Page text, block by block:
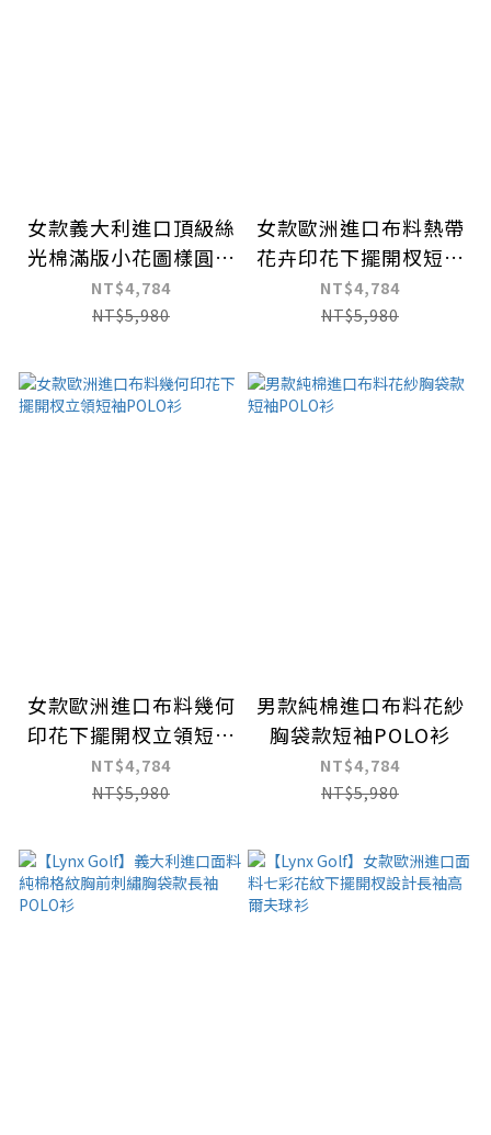
女款義大利進口頂級絲
光棉滿版小花圖樣圓領
上衣
NT$4,784
NT$5,980
女款歐洲進口布料熱帶
花卉印花下擺開杈短袖
POLO衫
NT$4,784
NT$5,980
女款歐洲進口布料幾何
印花下擺開杈立領短袖
POLO衫
NT$4,784
NT$5,980
男款純棉進口布料花紗
胸袋款短袖POLO衫
NT$4,784
NT$5,980